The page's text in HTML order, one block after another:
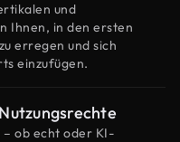
und
Ihnen, in den ersten
erregen und sich
einzufügen.
ob echt oder KI-